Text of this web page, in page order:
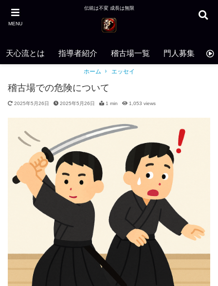
MENU
伝統は不変 成長は無限
天心流とは 指導者紹介 稽古場一覧 門人募集 お
ホーム エッセイ
稽古場での危険について
2025年5月26日 2025年5月26日 1 min 1,053 views